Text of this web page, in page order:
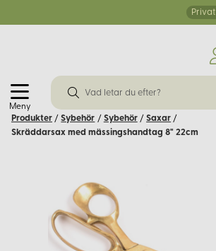
Privat
Meny
Produkter / Sybehör / Sybehör / Saxar /
Skräddarsax med mässingshandtag 8" 22cm